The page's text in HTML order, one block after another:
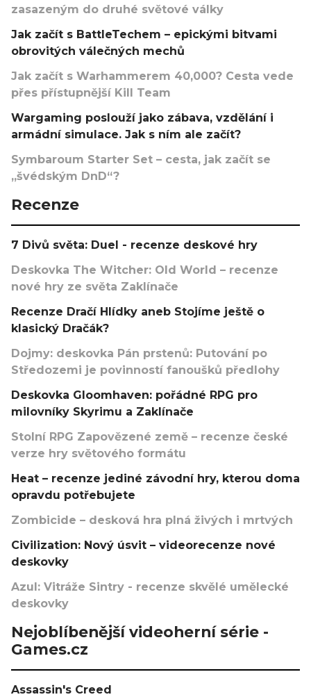
zasazeným do druhé světové války
Jak začít s BattleTechem – epickými bitvami
obrovitých válečných mechů
Jak začít s Warhammerem 40,000? Cesta vede
přes přístupnější Kill Team
Wargaming poslouží jako zábava, vzdělání i
armádní simulace. Jak s ním ale začít?
Symbaroum Starter Set – cesta, jak začít se
„švédským DnD“?
Recenze
7 Divů světa: Duel - recenze deskové hry
Deskovka The Witcher: Old World – recenze
nové hry ze světa Zaklínače
Recenze Dračí Hlídky aneb Stojíme ještě o
klasický Dračák?
Dojmy: deskovka Pán prstenů: Putování po
Středozemi je povinností fanoušků předlohy
Deskovka Gloomhaven: pořádné RPG pro
milovníky Skyrimu a Zaklínače
Stolní RPG Zapovězené země – recenze české
verze hry světového formátu
Heat – recenze jediné závodní hry, kterou doma
opravdu potřebujete
Zombicide – desková hra plná živých i mrtvých
Civilization: Nový úsvit – videorecenze nové
deskovky
Azul: Vitráže Sintry - recenze skvělé umělecké
deskovky
Nejoblíbenější videoherní série -
Games.cz
Assassin's Creed